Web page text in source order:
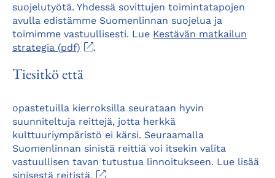
suojelutyötä. Yhdessä sovittujen toimintatapojen
avulla edistämme Suomenlinnan suojelua ja
toimimme vastuullisesti. Lue Kestävän matkailun
strategia (pdf)
Aukeaa
.
Tiesitkö että
opastetuilla kierroksilla seurataan hyvin
suunniteltuja reittejä, jotta herkkä
kulttuuriympäristö ei kärsi. Seuraamalla
Suomenlinnan sinistä reittiä voi itsekin valita
vastuullisen tavan tutustua linnoitukseen. Lue lisää
sinisestä reitistä.
Aukeaa